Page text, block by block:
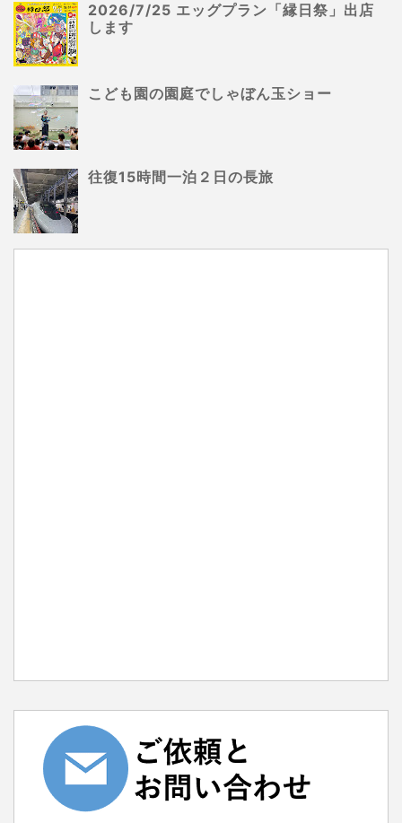
2026/7/25 エッグプラン「縁日祭」出店
します
こども園の園庭でしゃぼん玉ショー
往復15時間一泊２日の長旅